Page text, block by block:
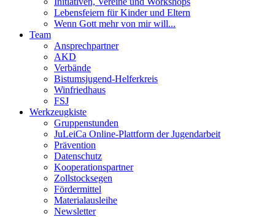
Lebensfeiern für Kinder und Eltern
Wenn Gott mehr von mir will...
Team
Ansprechpartner
AKD
Verbände
Bistumsjugend-Helferkreis
Winfriedhaus
FSJ
Werkzeugkiste
Gruppenstunden
JuLeiCa Online-Plattform der Jugendarbeit
Prävention
Datenschutz
Kooperationspartner
Zollstocksegen
Fördermittel
Materialausleihe
Newsletter